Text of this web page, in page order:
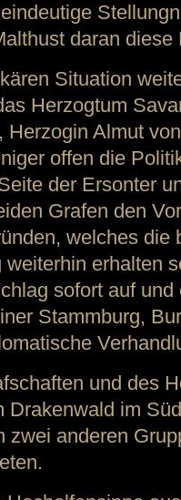
daran
Situation
Herzogtum
Almut
offen die
der Ersonter
Grafen den
welches die
erhalten
sofort auf
Stammburg,
und des
Drakenwald im
zwei anderen